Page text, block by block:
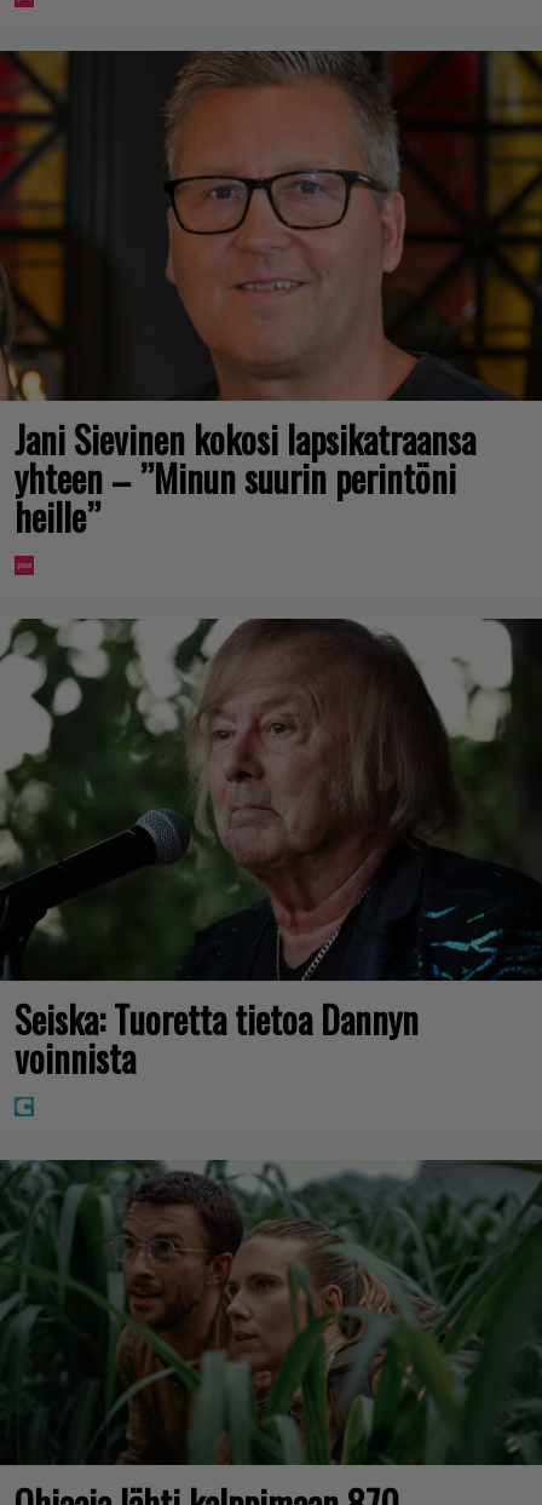
Jani Sievinen kokosi lapsikatraansa
yhteen – ”Minun suurin perintöni
heille”
Seiska: Tuoretta tietoa Dannyn
voinnista